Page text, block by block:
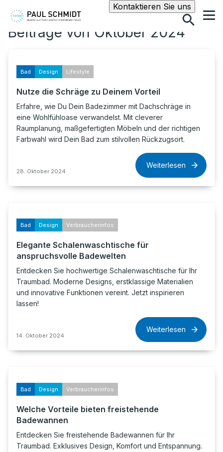
Kontaktieren Sie unsSuche
Beiträge von Oktober 2024
Bad Design Lifestyle
Nutze die Schräge zu Deinem Vorteil
Erfahre, wie Du Dein Badezimmer mit Dachschräge in
eine Wohlfühloase verwandelst. Mit cleverer
Raumplanung, maßgefertigten Möbeln und der richtigen
Farbwahl wird Dein Bad zum stilvollen Rückzugsort.
28. Oktober 2024
Weiterlesen
Bad Design Verbraucherinfos
Elegante Schalenwaschtische für
anspruchsvolle Badewelten
Entdecken Sie hochwertige Schalenwaschtische für Ihr
Traumbad. Moderne Designs, erstklassige Materialien
und innovative Funktionen vereint. Jetzt inspirieren
lassen!
14. Oktober 2024
Weiterlesen
Bad Design Verbraucherinfos
Welche Vorteile bieten freistehende
Badewannen
Entdecken Sie freistehende Badewannen für Ihr
Traumbad. Exklusives Design, Komfort und Entspannung.